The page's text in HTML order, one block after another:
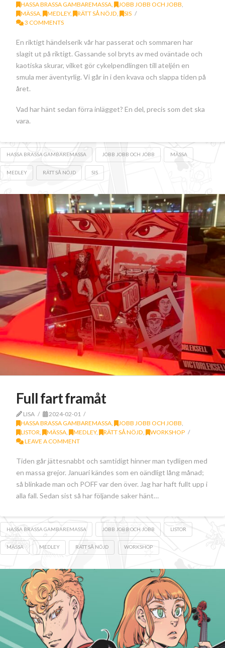
HASSA BRASSA GAMBAREMASSA, JOBB JOBB OCH JOBB,
MÄSSA, MEDLEY, RÄTT SÅ NÖJD, SIS
3 COMMENTS
En riktigt händelserik vår har passerat och sommaren har
slagit ut på riktigt. Gassande sol bryts av med oväntade och
kaotiska skurar, vilket gör cykelpendlingen till ateljén en
smula mer äventyrlig. Vi går in i den kvava och slappa tiden på
året.
Vad har hänt sedan förra inlägget? En del, precis som det ska
vara.
HASSA BRASSA GAMBAREMASSA JOBB JOBB OCH JOBB MÄSSA
MEDLEY RÄTT SÅ NÖJD SIS
Full fart framåt
LISA
2024-02-01
HASSA BRASSA GAMBAREMASSA, JOBB JOBB OCH JOBB,
LISTOR, MÄSSA, MEDLEY, RÄTT SÅ NÖJD, WORKSHOP
LEAVE A COMMENT
Tiden går jättesnabbt och samtidigt hinner man tydligen med
en massa grejor. Januari kändes som en oändligt lång månad;
så blinkade man och POFF var den över. Jag har haft fullt upp i
alla fall. Sedan sist så har följande saker hänt…
HASSA BRASSA GAMBAREMASSA JOBB JOBB OCH JOBB LISTOR
MÄSSA MEDLEY RÄTT SÅ NÖJD WORKSHOP